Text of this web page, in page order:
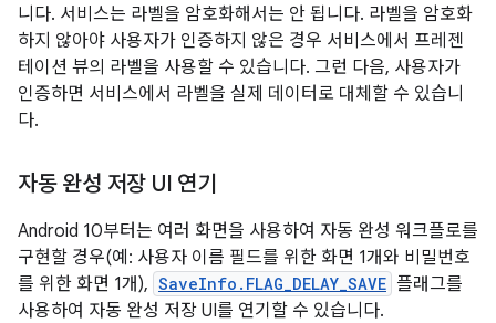
니다. 서비스는 라벨을 암호화해서는 안 됩니다. 라벨을 암호화
하지 않아야 사용자가 인증하지 않은 경우 서비스에서 프레젠
테이션 뷰의 라벨을 사용할 수 있습니다. 그런 다음, 사용자가
인증하면 서비스에서 라벨을 실제 데이터로 대체할 수 있습니
다.
자동 완성 저장 UI 연기
Android 10부터는 여러 화면을 사용하여 자동 완성 워크플로를
구현할 경우(예: 사용자 이름 필드를 위한 화면 1개와 비밀번호
를 위한 화면 1개), SaveInfo.FLAG_DELAY_SAVE 플래그를
사용하여 자동 완성 저장 UI를 연기할 수 있습니다.